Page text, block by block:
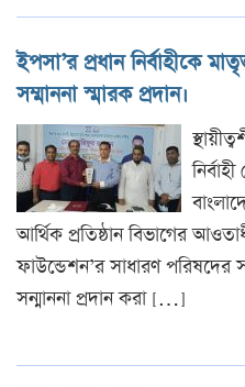
ইপসা’র প্রধান নির্বাহীকে
সম্মাননা স্মারক প্রদান।
আর্থিক প্রতিষ্ঠান বিভাগের
ফাউন্ডেশন’র সাধারণ পরিষদের
সন্মাননা প্রদান করা […]